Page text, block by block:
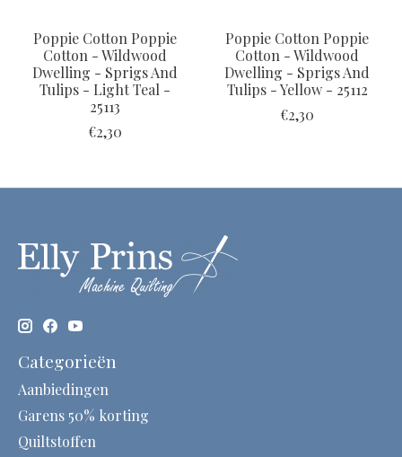
Poppie Cotton Poppie
Cotton - Wildwood
Dwelling - Sprigs And
Tulips - Light Teal -
25113
€2,30
Poppie Cotton Poppie
Cotton - Wildwood
Dwelling - Sprigs And
Tulips - Yellow - 25112
€2,30
Categorieën
Aanbiedingen
Garens 50% korting
Quiltstoffen